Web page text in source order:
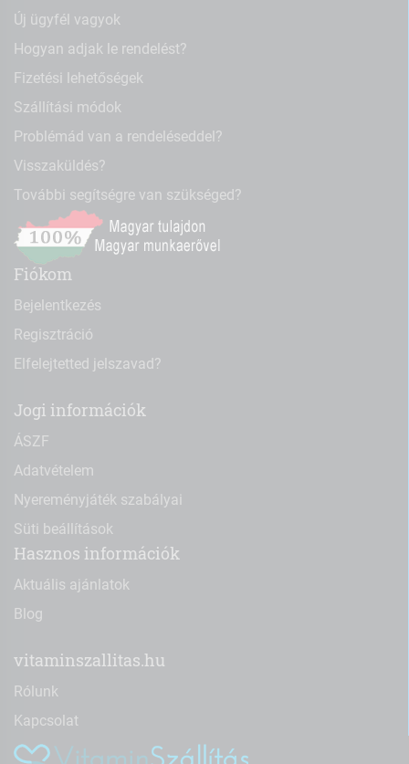
Új ügyfél vagyok
Hogyan adjak le rendelést?
Fizetési lehetőségek
Szállítási módok
Problémád van a rendeléseddel?
Visszaküldés?
További segítségre van szükséged?
Fiókom
Bejelentkezés
Regisztráció
Elfelejtetted jelszavad?
Jogi információk
ÁSZF
Adatvételem
Nyereményjáték szabályai
Süti beállítások
Hasznos információk
Aktuális ajánlatok
Blog
vitaminszallitas.hu
Rólunk
Kapcsolat